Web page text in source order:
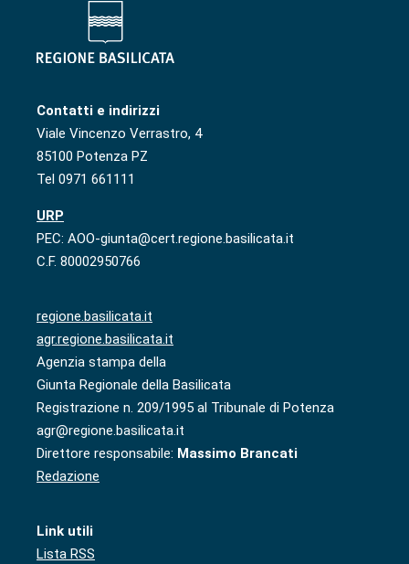
Contatti e indirizzi
Viale Vincenzo Verrastro, 4
85100 Potenza PZ
Tel 0971 661111
URP
PEC: AOO-giunta@cert.regione.basilicata.it
C.F. 80002950766
regione.basilicata.it
agr.regione.basilicata.it
Agenzia stampa della
Giunta Regionale della Basilicata
Registrazione n. 209/1995 al Tribunale di Potenza
agr@regione.basilicata.it
Direttore responsabile: Massimo Brancati
Redazione
Link utili
Lista RSS